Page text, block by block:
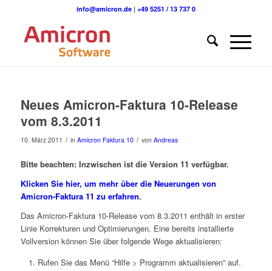
info@amicron.de| +49 5251 / 13 737 0
Neues Amicron-Faktura 10-Release
vom 8.3.2011
10. März 2011 / in Amicron Faktura 10 / von Andreas
Bitte beachten: Inzwischen ist die Version 11 verfügbar.
Klicken Sie hier, um mehr über die Neuerungen von
Amicron-Faktura 11 zu erfahren.
Das Amicron-Faktura 10-Release vom 8.3.2011 enthält in erster
Linie Korrekturen und Optimierungen. Eine bereits installierte
Vollversion können Sie über folgende Wege aktualisieren:
Rufen Sie das Menü “Hilfe > Programm aktualisieren” auf.